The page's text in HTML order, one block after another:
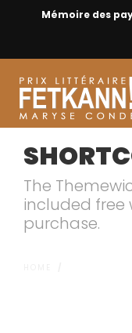
Mémoire des
The
included free
purchase.